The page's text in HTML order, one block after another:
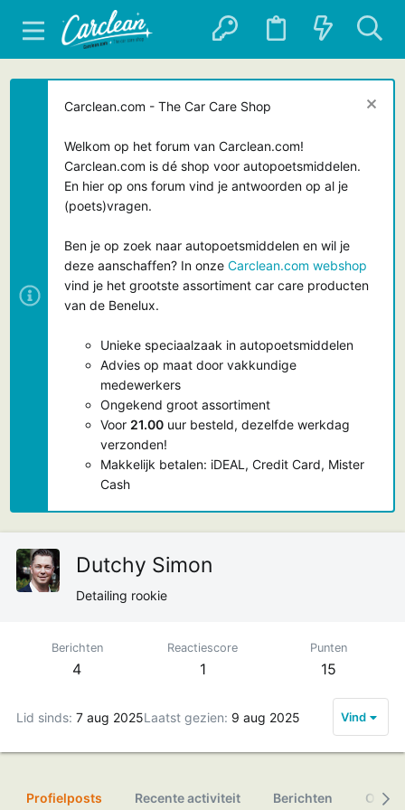
Carclean.com - The Car Care Shop
Welkom op het forum van Carclean.com!
Carclean.com is dé shop voor autopoetsmiddelen.
En hier op ons forum vind je antwoorden op al je
(poets)vragen.
Ben je op zoek naar autopoetsmiddelen en wil je
deze aanschaffen? In onze Carclean.com webshop
vind je het grootste assortiment car care producten
van de Benelux.
Unieke speciaalzaak in autopoetsmiddelen
Advies op maat door vakkundige
medewerkers
Ongekend groot assortiment
Voor 21.00 uur besteld, dezelfde werkdag
verzonden!
Makkelijk betalen: iDEAL, Credit Card, Mister
Cash
Dutchy Simon
Detailing rookie
Berichten
4
Reactiescore
1
Punten
15
Lid sinds 7 aug 2025Laatst gezien 9 aug 2025 Vind
Profielposts Recente activiteit Berichten Over